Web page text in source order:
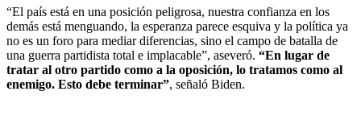
“El país está en una posición peligrosa, nuestra confianza en los
demás está menguando, la esperanza parece esquiva y la política ya
no es un foro para mediar diferencias, sino el campo de batalla de
una guerra partidista total e implacable”, aseveró. “En lugar de
tratar al otro partido como a la oposición, lo tratamos como al
enemigo. Esto debe terminar”, señaló Biden.